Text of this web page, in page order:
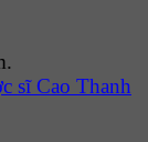
sĩ Cao Thanh